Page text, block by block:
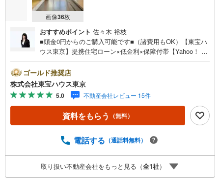
画像36枚
おすすめポイント 佐々木 裕枝
■頭金0円からのご購入可能です■（諸費用もOK）【東宝ハ
ウス東京】提携住宅ローン×低金利×保障付帯【Yahoo！ 不
ayボーナスライトがもらえる「Yahoo！ 不動産 物件ご成約
キャンペーン」の対象になります。「資料をもらう」「見
学予約をする」ボタンからお問い合わせください。※必ずY
ahoo！ JAPAN IDでログインしてください。※PayPayボー
ナスライトは出金と譲渡はできません。ご案内・詳細な資
料のご請求はお気軽にどうぞ♪お電話でのお問い合わせも
ゴールド推奨店
株式会社東宝ハウス東京
5.0 不動産会社レビュー 15件
資料をもらう （無料）
電話する （通話料無料）
取り扱い不動産会社をもっと見る（全1社）